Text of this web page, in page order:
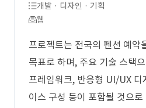
개발 · 디자인 · 기획
웹
프로젝트는 전국의 펜션 예약
목표로 하며, 주요 기술 스택
프레임워크, 반응형 UI/UX 디
이스 구성 등이 포함될 것으